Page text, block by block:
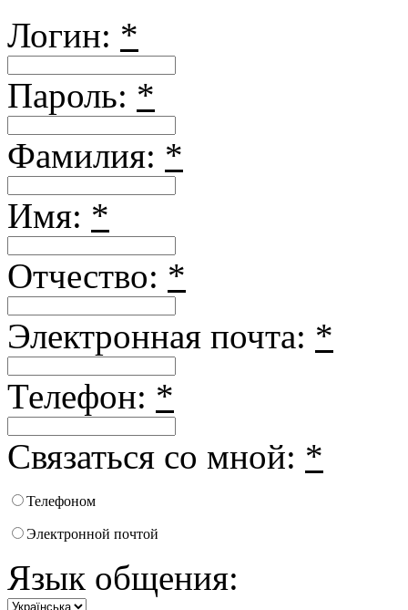
Логин: *
Пароль: *
Фамилия: *
Имя: *
Отчество: *
Электронная почта: *
Телефон: *
Связаться со мной: *
Телефоном
Электронной почтой
Язык общения: